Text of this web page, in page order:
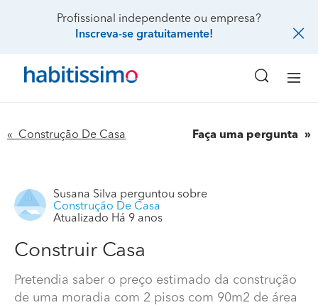
Profissional independente ou empresa?
Inscreva-se gratuitamente!
« Construção De Casa Faça uma pergunta
Susana Silva perguntou sobre
Construção De Casa
Atualizado Há 9 anos
Construir Casa
Pretendia saber o preço estimado da construção
de uma moradia com 2 pisos com 90m2 de área